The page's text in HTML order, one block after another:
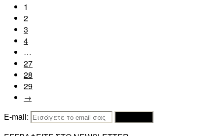
1
2
3
4
…
27
28
29
→
E-mail: